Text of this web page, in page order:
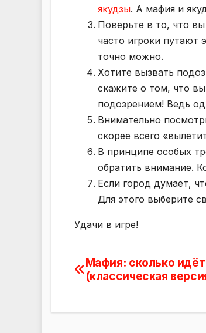
якудзы. А мафия и
Поверьте в то, что
часто игроки путают
точно можно.
Хотите вызвать
скажите о том, что
подозрением! Ведь
Внимательно
скорее всего
В принципе особых
обратить внимание.
Если город думает,
Для этого выберите
Удачи в игре!
Навигация
записям
Мафия: сколько идёт
(классическая